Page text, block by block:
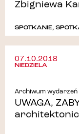
Zbigniewa
SPOTKANIE,
07.10.2018
NIEDZIELA
Archiwum wydarzeń
UWAGA,